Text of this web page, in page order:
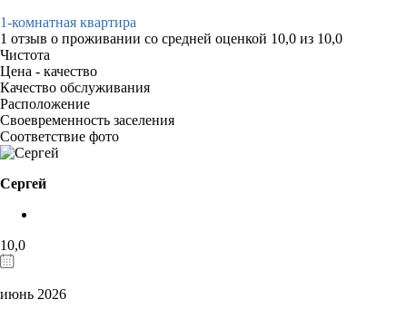
1-комнатная квартира
1 отзыв о проживании со средней оценкой 10,0 из 10,0
Чистота
Цена - качество
Качество обслуживания
Расположение
Своевременность заселения
Соответствие фото
Сергей
10,0
июнь 2026